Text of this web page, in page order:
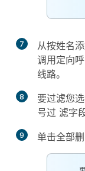
7 从按姓名
调用定向
线路。
8 要过滤您
号过 滤字
9 单击全部删